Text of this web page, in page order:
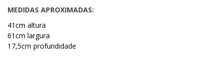
MEDIDAS APROXIMADAS:
41cm altura
61cm largura
17,5cm profundidade